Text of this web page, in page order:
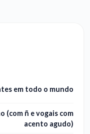
em todo o mundo
(com ñ e vogais com
acento agudo)